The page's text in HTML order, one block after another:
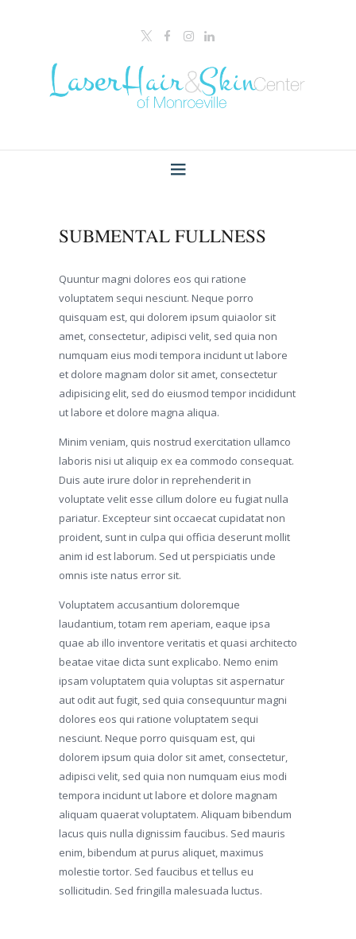
SUBMENTAL FULLNESS
Quuntur magni dolores eos qui ratione
voluptatem sequi nesciunt. Neque porro
quisquam est, qui dolorem ipsum quiaolor sit
amet, consectetur, adipisci velit, sed quia non
numquam eius modi tempora incidunt ut labore
et dolore magnam dolor sit amet, consectetur
adipisicing elit, sed do eiusmod tempor incididunt
ut labore et dolore magna aliqua.
Minim veniam, quis nostrud exercitation ullamco
laboris nisi ut aliquip ex ea commodo consequat.
Duis aute irure dolor in reprehenderit in
voluptate velit esse cillum dolore eu fugiat nulla
pariatur. Excepteur sint occaecat cupidatat non
proident, sunt in culpa qui officia deserunt mollit
anim id est laborum. Sed ut perspiciatis unde
omnis iste natus error sit.
Voluptatem accusantium doloremque
laudantium, totam rem aperiam, eaque ipsa
quae ab illo inventore veritatis et quasi architecto
beatae vitae dicta sunt explicabo. Nemo enim
ipsam voluptatem quia voluptas sit aspernatur
aut odit aut fugit, sed quia consequuntur magni
dolores eos qui ratione voluptatem sequi
nesciunt. Neque porro quisquam est, qui
dolorem ipsum quia dolor sit amet, consectetur,
adipisci velit, sed quia non numquam eius modi
tempora incidunt ut labore et dolore magnam
aliquam quaerat voluptatem. Aliquam bibendum
lacus quis nulla dignissim faucibus. Sed mauris
enim, bibendum at purus aliquet, maximus
molestie tortor. Sed faucibus et tellus eu
sollicitudin. Sed fringilla malesuada luctus.